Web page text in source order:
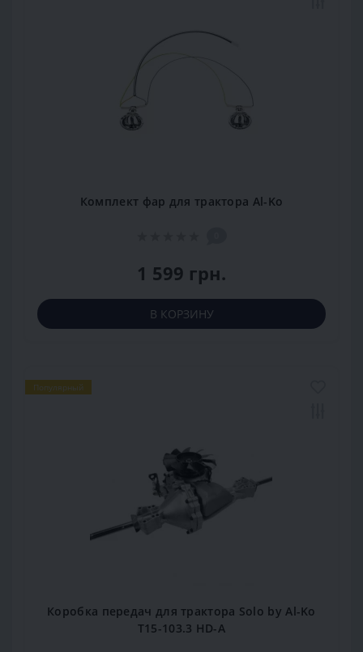
Комплект фар для трактора Al-Ko
1 599 грн.
В КОРЗИНУ
Популярный
Коробка передач для трактора Solo by Al-Ko
T15-103.3 HD-A